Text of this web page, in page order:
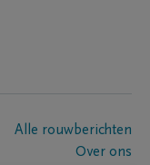
Alle rouwberichten
Over ons